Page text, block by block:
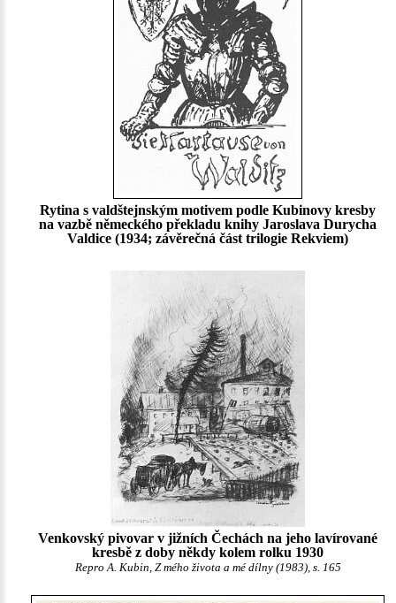
Rytina s valdštejnským motivem podle Kubinovy kresby
na vazbě německého překladu knihy Jaroslava Durycha
Valdice (1934; závěrečná část trilogie Rekviem)
Venkovský pivovar v jižních Čechách na jeho lavírované
kresbě z doby někdy kolem rolku 1930
Repro A. Kubin, Z mého života a mé dílny (1983), s. 165